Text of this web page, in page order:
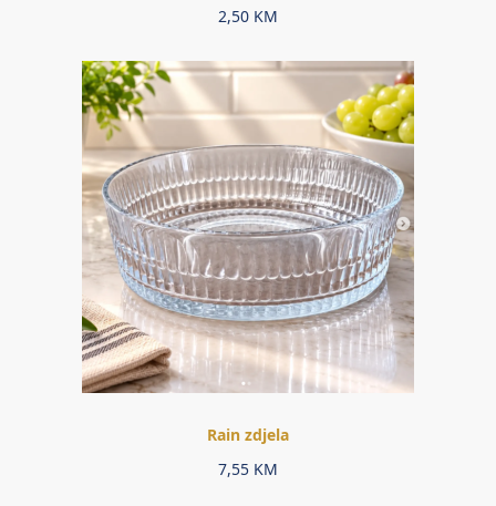
2,50 KM
Rain zdjela
7,55 KM